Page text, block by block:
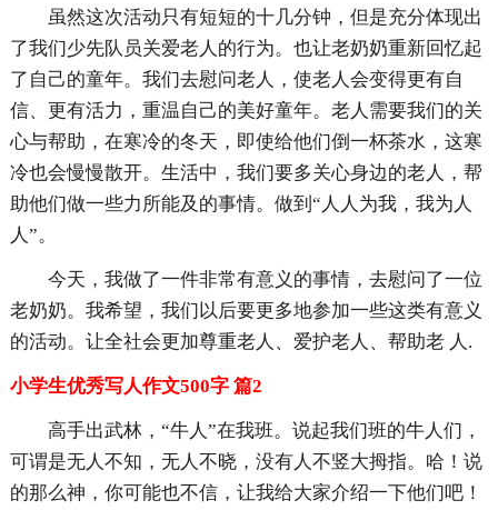
虽然这次活动只有短短的十几分钟，但是充分体现出
了我们少先队员关爱老人的行为。也让老奶奶重新回忆起
了自己的童年。我们去慰问老人，使老人会变得更有自
信、更有活力，重温自己的美好童年。老人需要我们的关
心与帮助，在寒冷的冬天，即使给他们倒一杯茶水，这寒
冷也会慢慢散开。生活中，我们要多关心身边的老人，帮
助他们做一些力所能及的事情。做到“人人为我，我为人
人”。
今天，我做了一件非常有意义的事情，去慰问了一位
老奶奶。我希望，我们以后要更多地参加一些这类有意义
的活动。让全社会更加尊重老人、爱护老人、帮助老 人.
小学生优秀写人作文500字 篇2
高手出武林，“牛人”在我班。说起我们班的牛人们，
可谓是无人不知，无人不晓，没有人不竖大拇指。哈！说
的那么神，你可能也不信，让我给大家介绍一下他们吧！